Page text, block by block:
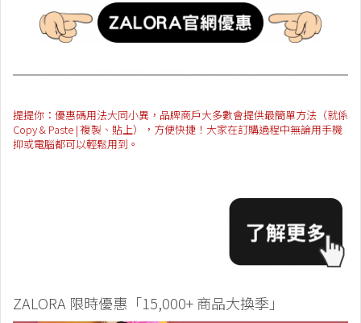
提提你：優惠碼用法大同小異，品牌商戶大多數會提供最簡單方法（就係
Copy & Paste | 複製、貼上），方便快捷！大家在訂購過程中無論用手機
抑或電腦都可以輕鬆用到。
ZALORA 限時優惠「15,000+ 商品大換季」